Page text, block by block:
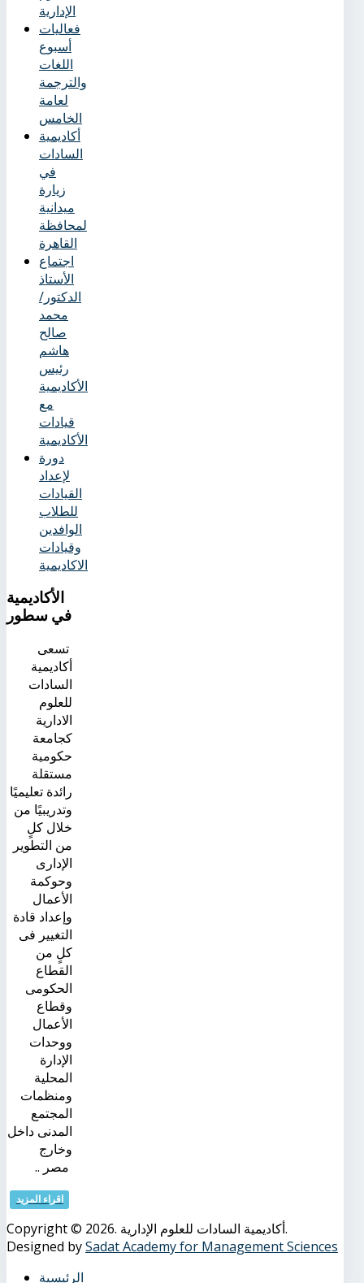
الإدارية
فعاليات
أسبوع
اللغات
والترجمة
لعامة
الخامس
أكاديمية
السادات
في
زيارة
ميدانية
لمحافظة
القاهرة
اجتماع
الأستاذ
الدكتور/
محمد
صالح
هاشم
رئيس
الأكاديمية
مع
قيادات
الأكاديمية
دورة
لإعداد
القيادات
للطلاب
الوافدين
وقيادات
الاكاديمية
الأكاديمية
في سطور
تسعى
أكاديمية
السادات
للعلوم
الادارية
كجامعة
حكومية
مستقلة
رائدة تعليميًا
وتدريبيًا من
خلال كلٍ
من التطوير
الإدارى
وحوكمة
الأعمال
وإعداد قادة
التغيير فى
كلٍ من
القطاع
الحكومى
وقطاع
الأعمال
ووحدات
الإدارة
المحلية
ومنظمات
المجتمع
المدنى داخل
وخارج
مصر ..
اقراء المزيد
Copyright © 2026. أكاديمية السادات للعلوم الإدارية.
Designed bySadat Academy for Management Sciences
الرئيسية